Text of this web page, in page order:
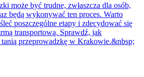
może być trudne, zwłaszcza dla osób,
będą wykonywać ten proces. Warto
poszczególne etapy i zdecydować się
transportową. Sprawdź, jak
przeprowadzkę w Krakowie.&nbsp;